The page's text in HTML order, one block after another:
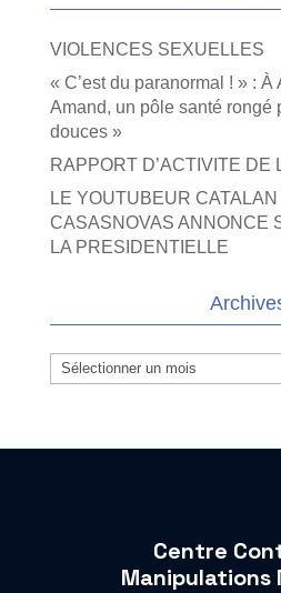
VIOLENCES SEXUELLES
« C’est du paranormal ! » :
Amand, un pôle santé rongé
douces »
RAPPORT D’ACTIVITE DE
LE YOUTUBEUR
CASASNOVAS ANNONCE
LA PRESIDENTIELLE
Archives
Centre
Manipulations